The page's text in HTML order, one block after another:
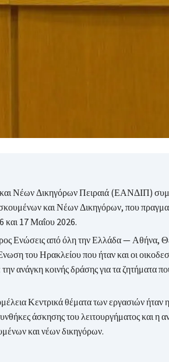
Νέων Δικηγόρων Πειραιά (ΕΑΝΔΙΠ)
και Νέων Δικηγόρων, που
και 17 Μαΐου 2026.
Ενώσεις από όλη την Ελλάδα — Αθήνα,
του Ηρακλείου που ήταν και οι
ανάγκη κοινής δράσης για τα ζητήματα
Κεντρικά θέματα των εργασιών ήταν η
άσκησης του λειτουργήματος και η
και νέων δικηγόρων.